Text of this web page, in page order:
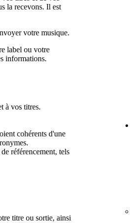
la recevons. Il est
votre musique.
label ou votre
informations.
à vos titres.
cohérents d'une
référencement, tels
titre ou sortie, ainsi